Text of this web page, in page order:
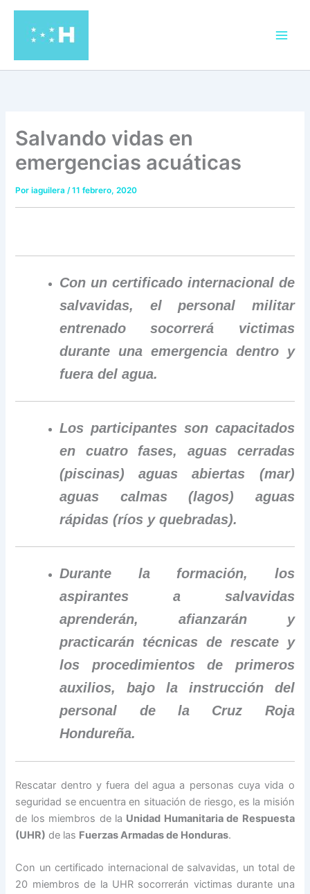
contenido
Salvando vidas en
emergencias acuáticas
Poriaguilera/11 febrero, 2020
Con un certificado internacional de
salvavidas, el personal militar
entrenado socorrerá victimas
durante una emergencia dentro y
fuera del agua.
Los participantes son capacitados
en cuatro fases, aguas cerradas
(piscinas) aguas abiertas (mar)
aguas calmas (lagos) aguas
rápidas (ríos y quebradas).
Durante la formación, los
aspirantes a salvavidas
aprenderán, afianzarán y
practicarán técnicas de rescate y
los procedimientos de primeros
auxilios, bajo la instrucción del
personal de la Cruz Roja
Hondureña.
Rescatar dentro y fuera del agua a personas cuya vida o
seguridad se encuentra en situación de riesgo, es la misión
de los miembros de la Unidad Humanitaria de Respuesta
(UHR) de las Fuerzas Armadas de Honduras.
Con un certificado internacional de salvavidas, un total de
20 miembros de la UHR socorrerán victimas durante una